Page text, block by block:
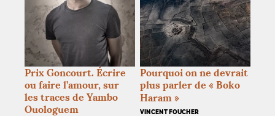
Prix Goncourt. Écrire
ou faire l’amour, sur
les traces de Yambo
Ouologuem
Pourquoi on ne devrait
plus parler de « Boko
Haram »
VINCENT FOUCHER